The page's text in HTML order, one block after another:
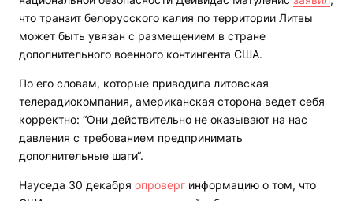
что транзит белорусского калия по территории Литвы
может быть увязан с размещением в стране
дополнительного военного контингента США.
По его словам, которые приводила литовская
телерадиокомпания, американская сторона ведет себя
корректно: “Они действительно не оказывают на нас
давления с требованием предпринимать
дополнительные шаги“.
Науседа 30 декабря опроверг информацию о том, что